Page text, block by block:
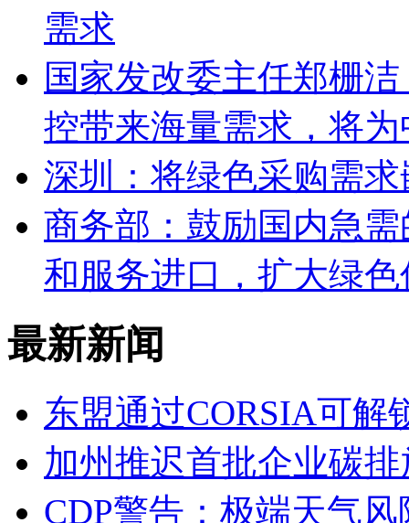
需求
国家发改委主任郑栅
控带来海量需求，将
深圳：将绿色采购需
商务部：鼓励国内急
和服务进口，扩大绿
最新新闻
东盟通过CORSIA可解
加州推迟首批企业碳
CDP警告：极端天气